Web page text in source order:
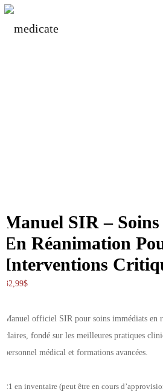
Manuel SIR –
En Réanimation
Interventions
32,99$
Manuel officiel SIR pour soins immédiats en
claires, fondé sur les meilleures pratiques
personnel médical et formations avancées.
21 en inventaire (peut être en cours